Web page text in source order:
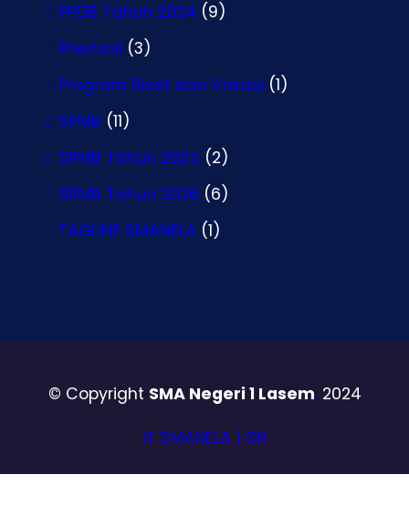
PPDB Tahun 2024 (9)
Prestasi (3)
Program Riset dan Vokasi (1)
SPMB (11)
SPMB Tahun 2025 (2)
SPMB Tahun 2026 (6)
TAGLINE SMANELA (1)
© Copyright SMA Negeri 1 Lasem.2024
IT SMANELA | GR